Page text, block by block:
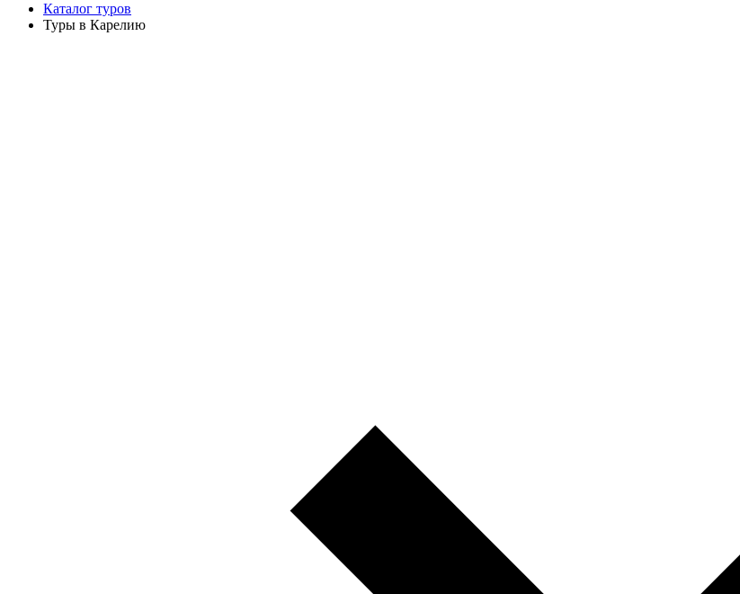
Каталог туров
Туры в Карелию